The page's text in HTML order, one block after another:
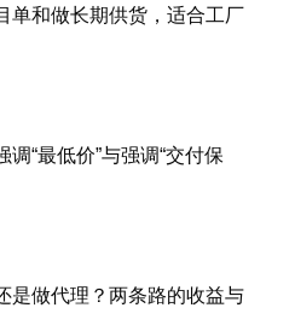
单和做长期供货，适合工厂
“最低价”与强调“交付保
是做代理？两条路的收益与